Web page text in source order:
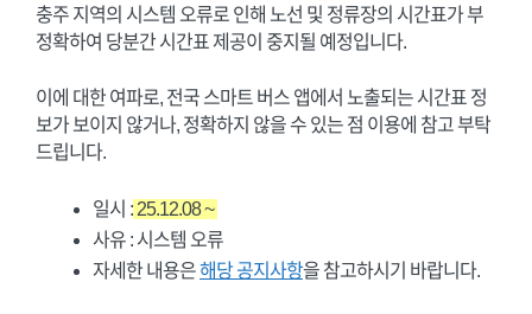
충주 지역의 시스템 오류로 인해 노선 및 정류장의 시간표가 부
정확하여 당분간 시간표 제공이 중지될 예정입니다.
이에 대한 여파로, 전국 스마트 버스 앱에서 노출되는 시간표 정
보가 보이지 않거나, 정확하지 않을 수 있는 점 이용에 참고 부탁
드립니다.
일시 : 25.12.08 ~
사유 : 시스템 오류
자세한 내용은해당 공지사항을 참고하시기 바랍니다.